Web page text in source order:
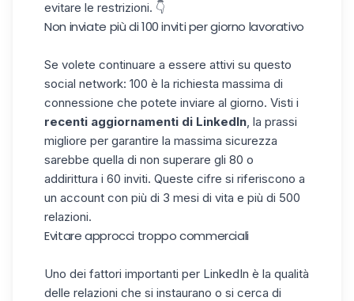
evitare le restrizioni. 👇
Non inviate più di 100 inviti per giorno lavorativo
Se volete continuare a essere attivi su questo
social network: 100 è la richiesta massima di
connessione che potete inviare al giorno. Visti i
recenti aggiornamenti di LinkedIn , la prassi
migliore per garantire la massima sicurezza
sarebbe quella di non superare gli 80 o
addirittura i 60 inviti. Queste cifre si riferiscono a
un account con più di 3 mesi di vita e più di 500
relazioni.
Evitare approcci troppo commerciali
Uno dei fattori importanti per LinkedIn è la qualità
delle relazioni che si instaurano o si cerca di